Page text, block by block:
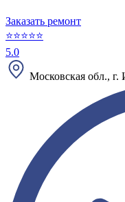
Заказать ремонт
⭐⭐⭐⭐⭐
5.0
Московская обл.,